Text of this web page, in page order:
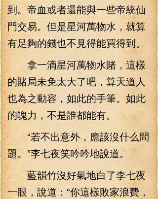
到。帝血或者還能與一些帝統仙
門交易。但是星河萬物水，就算
有足夠的錢也不見得能買得到。
拿一滴星河萬物水賭，這樣
的賭局未免太大了吧，算天道人
也為之動容，如此的手筆。如此
的魄力，不是誰都能有。
“若不出意外，應該沒什么問
題。”李七夜笑吟吟地說道。
藍韻竹沒好氣地白了李七夜
一眼，說道：“你這樣敗家浪費，